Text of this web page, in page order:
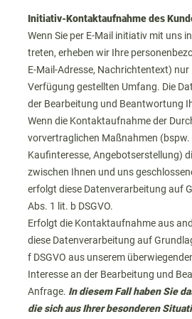
Initiativ-Kontaktaufnahme des
Wenn Sie per E-Mail initiativ mit uns
treten, erheben wir Ihre
E-Mail-Adresse, Nachrichtentext)
Verfügung gestellten Umfang. Die
der Bearbeitung und Beantwortung
Wenn die Kontaktaufnahme der
vorvertraglichen Maßnahmen (bspw.
Kaufinteresse, Angebotserstellung)
zwischen Ihnen und uns
erfolgt diese Datenverarbeitung auf
Abs. 1 lit. b DSGVO.
Erfolgt die Kontaktaufnahme aus
diese Datenverarbeitung auf
f DSGVO aus unserem
Interesse an der Bearbeitung und
Anfrage. In diesem Fall haben Sie
die sich aus Ihrer besonderen